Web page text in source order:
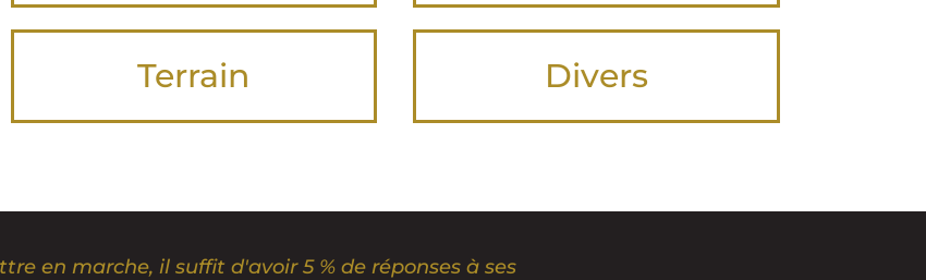
Terrain Divers
en marche, il suffit d'avoir5 % de réponses à ses